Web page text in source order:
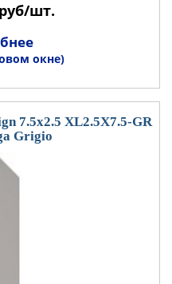
шт.
окне)
7.5x2.5 XL2.5X7.5-GR
Grigio